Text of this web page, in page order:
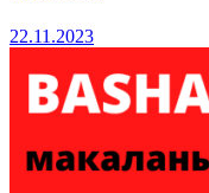
22.11.2023